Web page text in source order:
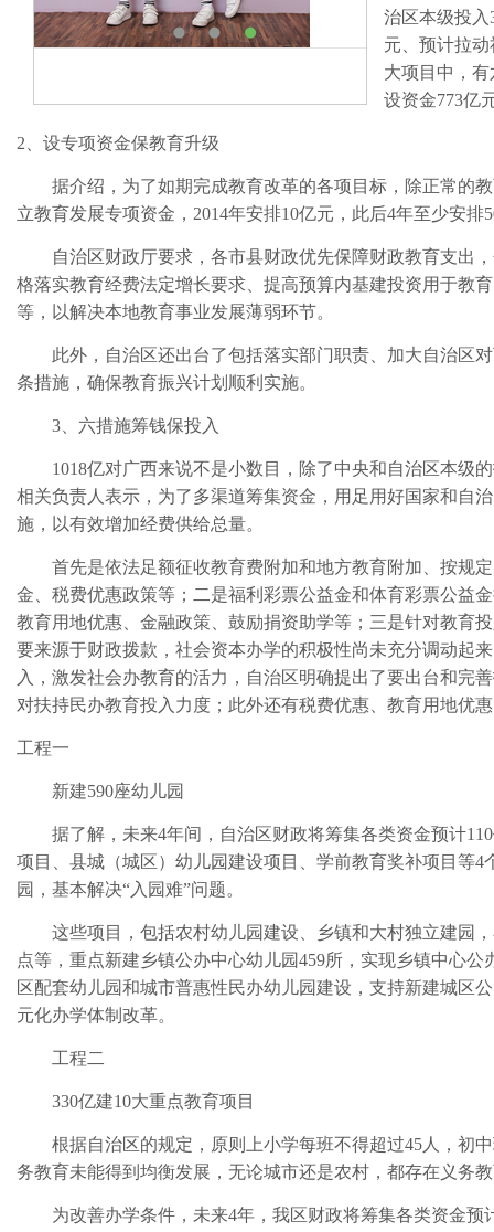
治区本级投入
元、预计拉
大项目中，
设资金773亿
2、设专项资金保教育升级
据介绍，为了如期完成教育改革的各项目标，除正常的教
立教育发展专项资金，2014年安排10亿元，此后4年至少安
自治区财政厅要求，各市县财政优先保障财政教育支出，
格落实教育经费法定增长要求、提高预算内基建投资用于教
等，以解决本地教育事业发展薄弱环节。
此外，自治区还出台了包括落实部门职责、加大自治区对
条措施，确保教育振兴计划顺利实施。
3、六措施筹钱保投入
1018亿对广西来说不是小数目，除了中央和自治区本级
相关负责人表示，为了多渠道筹集资金，用足用好国家和自
施，以有效增加经费供给总量。
首先是依法足额征收教育费附加和地方教育附加、按规定
金、税费优惠政策等；二是福利彩票公益金和体育彩票公益
教育用地优惠、金融政策、鼓励捐资助学等；三是针对教育
要来源于财政拨款，社会资本办学的积极性尚未充分调动起
入，激发社会办教育的活力，自治区明确提出了要出台和完
对扶持民办教育投入力度；此外还有税费优惠、教育用地优
工程一
新建590座幼儿园
据了解，未来4年间，自治区财政将筹集各类资金预计
项目、县城（城区）幼儿园建设项目、学前教育奖补项目等4
园，基本解决“入园难”问题。
这些项目，包括农村幼儿园建设、乡镇和大村独立建园，
点等，重点新建乡镇公办中心幼儿园459所，实现乡镇中心
区配套幼儿园和城市普惠性民办幼儿园建设，支持新建城区
元化办学体制改革。
工程二
330亿建10大重点教育项目
根据自治区的规定，原则上小学每班不得超过45人，初中
务教育未能得到均衡发展，无论城市还是农村，都存在义务
为改善办学条件，未来4年，我区财政将筹集各类资金预